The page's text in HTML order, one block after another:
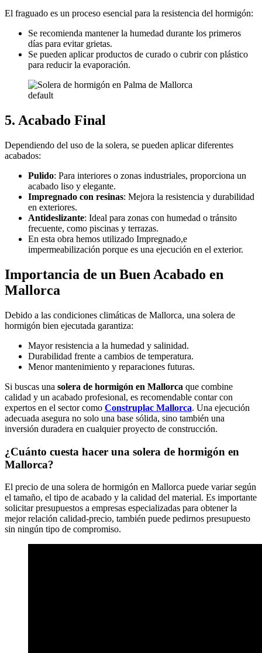
El fraguado es un proceso esencial para la resistencia del hormigón:
Se recomienda mantener la humedad durante los primeros
días para evitar grietas.
Se pueden aplicar productos de curado o cubrir con plástico
para reducir la evaporación.
default
5. Acabado Final
Dependiendo del uso de la solera, se pueden aplicar diferentes
acabados:
Pulido: Para interiores o zonas industriales, proporciona un
acabado liso y elegante.
Impregnado con resinas: Mejora la resistencia y durabilidad
en exteriores.
Antideslizante: Ideal para zonas con humedad o tránsito
frecuente, como piscinas y terrazas.
En esta obra hemos utilizado Impregnado,e
impermeabilización porque es una ejecución en el exterior.
Importancia de un Buen Acabado en
Mallorca
Debido a las condiciones climáticas de Mallorca, una solera de
hormigón bien ejecutada garantiza:
Mayor resistencia a la humedad y salinidad.
Durabilidad frente a cambios de temperatura.
Menor mantenimiento y reparaciones futuras.
Si buscas una solera de hormigón en Mallorca que combine
calidad y un acabado profesional, es recomendable contar con
expertos en el sector como Construplac Mallorca. Una ejecución
adecuada asegura no solo una base sólida, sino también una
inversión duradera en cualquier proyecto de construcción.
¿Cuánto cuesta hacer una solera de hormigón en
Mallorca?
El precio de una solera de hormigón en Mallorca puede variar según
el tamaño, el tipo de acabado y la calidad del material. Es importante
solicitar presupuestos a empresas especializadas para obtener la
mejor relación calidad-precio, también puede pedirnos presupuesto
sin ningún tipo de compromiso.